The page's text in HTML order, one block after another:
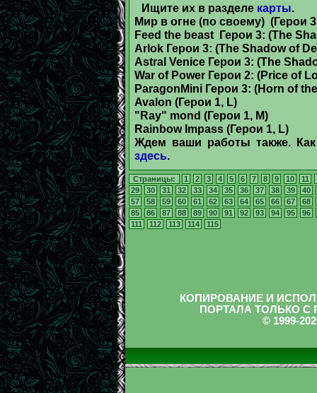
Ищите их в разделе карты.
Мир в огне (по своему) (Герои
Feed the beast Герои 3: (The
Arlok Герои 3: (The Shadow of
Astral Venice Герои 3: (The
War of Power Герои 2: (Price of
ParagonMini Герои 3: (Horn of
Avalon (Герои 1, L)
"Ray" mond (Герои 1, M)
Rainbow Impass (Герои 1, L)
Ждем ваши работы также.
здесь.
Страницы: 1 2 3 4 5 6 7 8 9 10 11
29
30 31 32 33 34 35 36 37 38 39
40
57
58 59 60 61 62 63 64 65 66 67
68
85
86 87 88 89 90 91 92 93 94 95
96
111
112 113 114 115
КОПИРОВАНИЕ И
ПОРТАЛА ТОЛЬКО
© 1999-